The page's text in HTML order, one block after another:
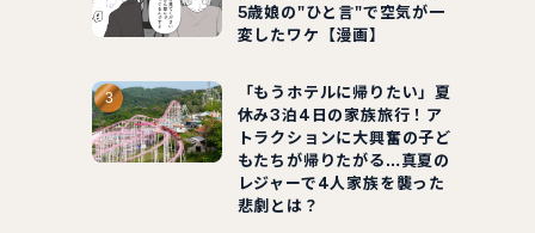
5歳娘の"ひと言"で空気が一
変したワケ【漫画】
「もうホテルに帰りたい」夏
休み3泊4日の家族旅行！ア
トラクションに大興奮の子ど
もたちが帰りたがる…真夏の
レジャーで4人家族を襲った
悲劇とは？